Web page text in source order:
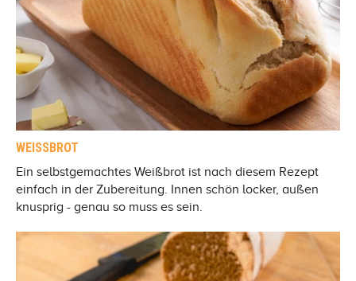
WEISSBROT
Ein selbstgemachtes Weißbrot ist nach diesem Rezept
einfach in der Zubereitung. Innen schön locker, außen
knusprig - genau so muss es sein.